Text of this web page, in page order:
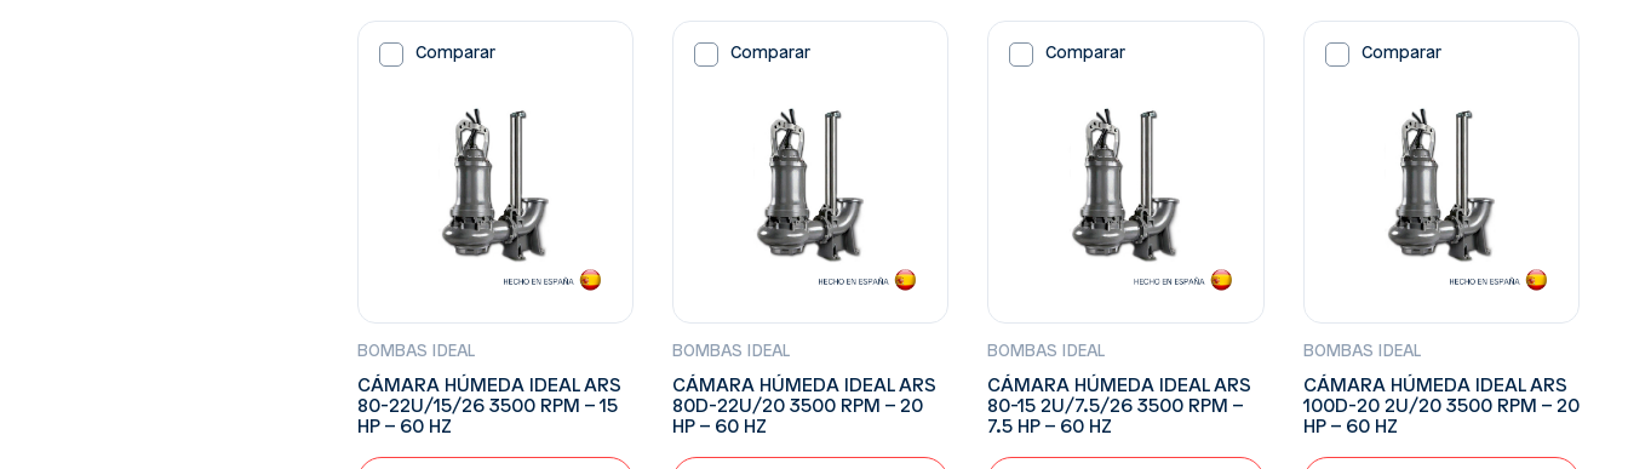
Comparar
BOMBAS IDEAL
CÁMARA HÚMEDA IDEAL ARS
80-22U/15/26 3500 RPM – 15
HP – 60 HZ
Comparar
BOMBAS IDEAL
CÁMARA HÚMEDA IDEAL ARS
80D-22U/20 3500 RPM – 20
HP – 60 HZ
Comparar
BOMBAS IDEAL
CÁMARA HÚMEDA IDEAL ARS
80-15 2U/7.5/26 3500 RPM –
7.5 HP – 60 HZ
Comparar
BOMBAS IDEAL
CÁMARA HÚMEDA IDEAL ARS
100D-20 2U/20 3500 RPM – 20
HP – 60 HZ